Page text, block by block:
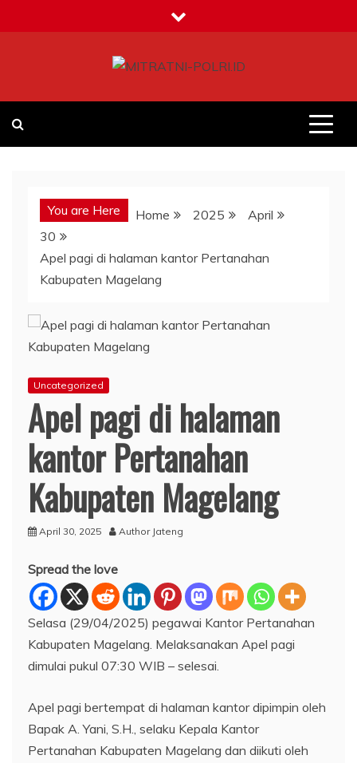
to
You are Here Home 2025
April
30
Apel pagi di halaman kantor Pertanahan
Kabupaten Magelang
Uncategorized
Apel pagi di halaman
kantor Pertanahan
Kabupaten Magelang
April 30, 2025 Author Jateng
Spread the love
Selasa (29/04/2025) pegawai Kantor Pertanahan
Kabupaten Magelang. Melaksanakan Apel pagi
dimulai pukul 07:30 WIB – selesai.
Apel pagi bertempat di halaman kantor dipimpin oleh
Bapak A. Yani, S.H., selaku Kepala Kantor
Pertanahan Kabupaten Magelang dan diikuti oleh